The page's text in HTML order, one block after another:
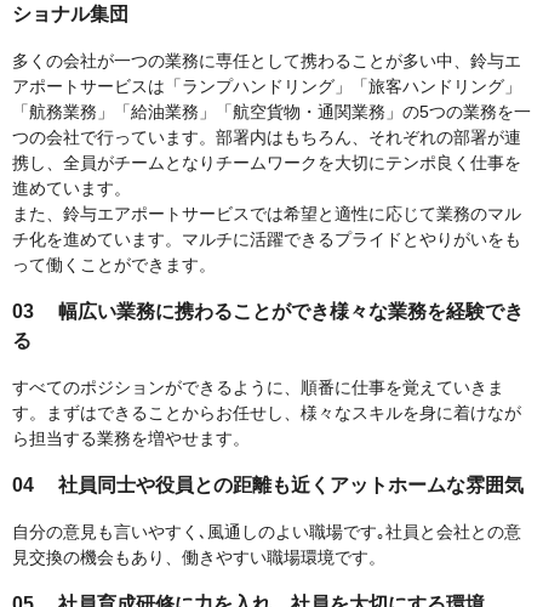
ショナル集団
多くの会社が一つの業務に専任として携わることが多い中、鈴与エ
アポートサービスは「ランプハンドリング」「旅客ハンドリング」
「航務業務」「給油業務」「航空貨物・通関業務」の5つの業務を一
つの会社で行っています。部署内はもちろん、それぞれの部署が連
携し、全員がチームとなりチームワークを大切にテンポ良く仕事を
進めています。
また、鈴与エアポートサービスでは希望と適性に応じて業務のマル
チ化を進めています。マルチに活躍できるプライドとやりがいをも
って働くことができます。
03 幅広い業務に携わることができ様々な業務を経験でき
る
すべてのポジションができるように、順番に仕事を覚えていきま
す。まずはできることからお任せし、様々なスキルを身に着けなが
ら担当する業務を増やせます。
04 社員同士や役員との距離も近くアットホームな雰囲気
自分の意見も言いやすく､風通しのよい職場です｡社員と会社との意
見交換の機会もあり、働きやすい職場環境です。